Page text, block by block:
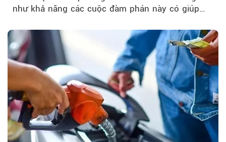
như khả năng các cuộc đàm phán này có giúp
Hormuz hay không.